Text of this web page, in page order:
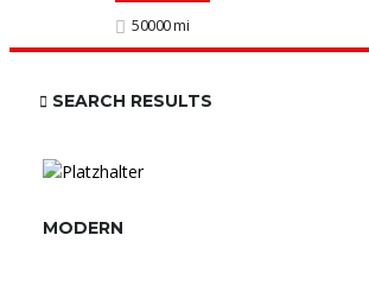
50000 mi
SEARCH RESULTS
MODERN